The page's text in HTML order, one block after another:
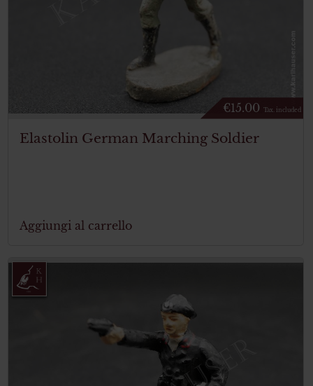
€15.00 Tax. included
Elastolin German Marching Soldier
Aggiungi al carrello